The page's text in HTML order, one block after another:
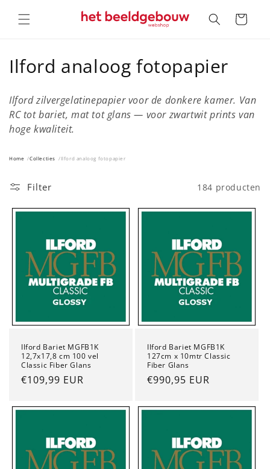
naar de
content
Winkelwagen
C
l
l
e
c
t
Ilford analoog fotopapier
Ilford zilvergelatinepapier voor de donkere kamer. Van
RC tot bariet, mat tot glans — voor zwartwit prints van
hoge kwaliteit.
Home Collecties Ilford analoog fotopapier
Filter 184 producten
Ilford Bariet MGFB1K
12,7x17,8 cm 100 vel
Classic Fiber Glans
Normale
€109,99 EUR
Ilford Bariet MGFB1K
127cm x 10mtr Classic
Fiber Glans
Normale
€990,95 EUR